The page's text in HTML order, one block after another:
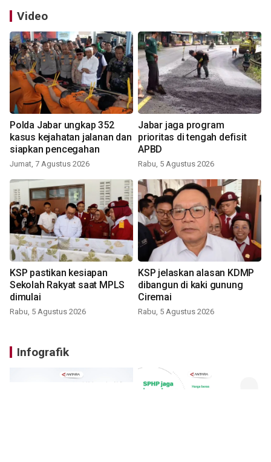
Video
Polda Jabar ungkap 352
kasus kejahatan jalanan dan
siapkan pencegahan
Jumat, 7 Agustus 2026
Jabar jaga program
prioritas di tengah defisit
APBD
Rabu, 5 Agustus 2026
KSP pastikan kesiapan
Sekolah Rakyat saat MPLS
dimulai
Rabu, 5 Agustus 2026
KSP jelaskan alasan KDMP
dibangun di kaki gunung
Ciremai
Rabu, 5 Agustus 2026
Infografik